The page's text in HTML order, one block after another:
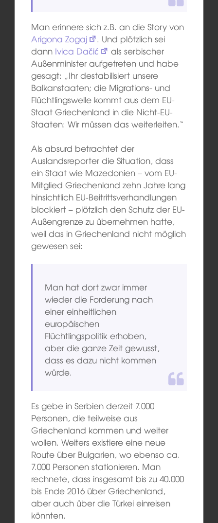
Man erinnere sich z.B. an die Story von
Arigona Zogaj
. Und plötzlich sei
dann Ivica Dačić
als serbischer
Außenminister aufgetreten und habe
gesagt: „Ihr destabilisiert unsere
Balkanstaaten; die Migrations- und
Flüchtlingswelle kommt aus dem EU-
Staat Griechenland in die Nicht-EU-
Staaten: Wir müssen das weiterleiten.“
Als absurd betrachtet der
Auslandsreporter die Situation, dass
ein Staat wie Mazedonien – vom EU-
Mitglied Griechenland zehn Jahre lang
hinsichtlich EU-Beitrittsverhandlungen
blockiert – plötzlich den Schutz der EU-
Außengrenze zu übernehmen hatte,
weil das in Griechenland nicht möglich
gewesen sei:
Man hat dort zwar immer
wieder die Forderung nach
einer einheitlichen
europäischen
Flüchtlingspolitik erhoben,
aber die ganze Zeit gewusst,
dass es dazu nicht kommen
würde.
Es gebe in Serbien derzeit 7.000
Personen, die teilweise aus
Griechenland kommen und weiter
wollen. Weiters existiere eine neue
Route über Bulgarien, wo ebenso ca.
7.000 Personen stationieren. Man
rechnete, dass insgesamt bis zu 40.000
bis Ende 2016 über Griechenland,
aber auch über die Türkei einreisen
könnten.